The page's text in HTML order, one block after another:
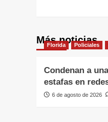
Más noticias
Florida Policiales
Condenan a
estafas en
6 de agosto de 2026